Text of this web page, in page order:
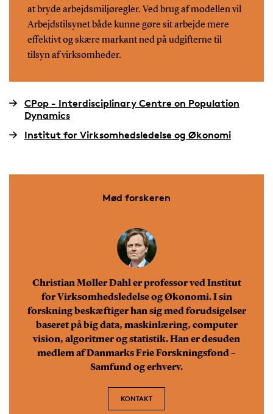
at bryde arbejdsmiljøregler. Ved brug af modellen vil
Arbejdstilsynet både kunne gøre sit arbejde mere
effektivt og skære markant ned på udgifterne til
tilsyn af virksomheder.
CPop - Interdisciplinary Centre on Population
Dynamics
Institut for Virksomhedsledelse og Økonomi
Mød forskeren
Christian Møller Dahl er professor ved Institut
for Virksomhedsledelse og Økonomi. I sin
forskning beskæftiger han sig med forudsigelser
baseret på big data, maskinlæring, computer
vision, algoritmer og statistik. Han er desuden
medlem af Danmarks Frie Forskningsfond –
Samfund og erhverv.
KONTAKT